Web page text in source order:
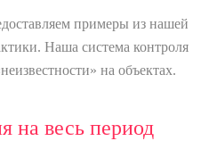
примеры из нашей
Наша система контроля
на объектах.
на весь период